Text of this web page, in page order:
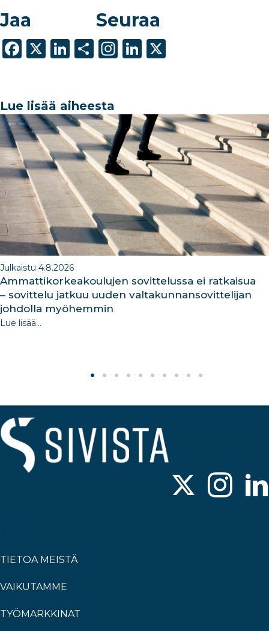
Jaa
F
e
b
o
o
k
X
Li
e
dI
n
S
e
Seuraa
In
ra
m
Li
dI
n
Lue lisää aiheesta
Julkaistu 4.8.2026
Ammattikorkeakoulujen sovittelussa ei ratkaisua
– sovittelu jatkuu uuden valtakunnansovittelijan
johdolla myöhemmin
Lue lisää...
TIETOA MEISTÄ
VAIKUTAMME
TYÖMARKKINAT